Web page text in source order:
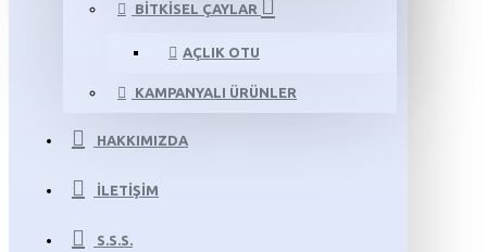
BITKISEL ÇAYLAR
AÇLIK OTU
KAMPANYALI ÜRÜNLER
HAKKIMIZDA
İLETIŞIM
S.S.S.